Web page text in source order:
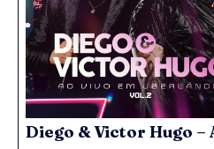
Diego & Victor Hugo –